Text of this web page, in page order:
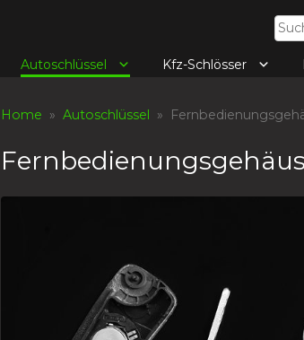
nach:
Autoschlüssel Kfz-Schlösser
Home » Autoschlüssel »